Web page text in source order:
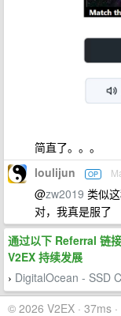
简直了。。。
loulijun OP
@zw2019 类似
对，我真是服了
通过以下 Referral 链
V2EX 持续发展
› DigitalOcean - SSD
© 2026 V2EX · 37ms